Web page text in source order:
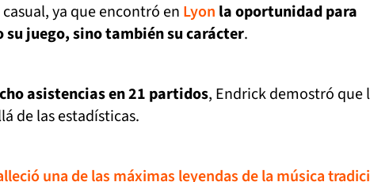
ya que encontró en Lyon la oportunidad para
juego, sino también su carácter.
asistencias en 21 partidos, Endrick demostró que
de las estadísticas.
una de las máximas leyendas de la música